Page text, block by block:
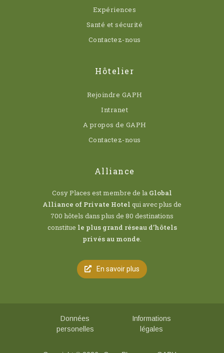
Expériences
Santé et sécurité
Contactez-nous
Hôtelier
Rejoindre GAPH
Intranet
A propos de GAPH
Contactez-nous
Alliance
Cosy Places est membre de la Global
Alliance of Private Hotel qui avec plus de
700 hôtels dans plus de 80 destinations
constitue le plus grand réseau d’hôtels
privés au monde.
En savoir plus
Données
personelles
Informations
légales